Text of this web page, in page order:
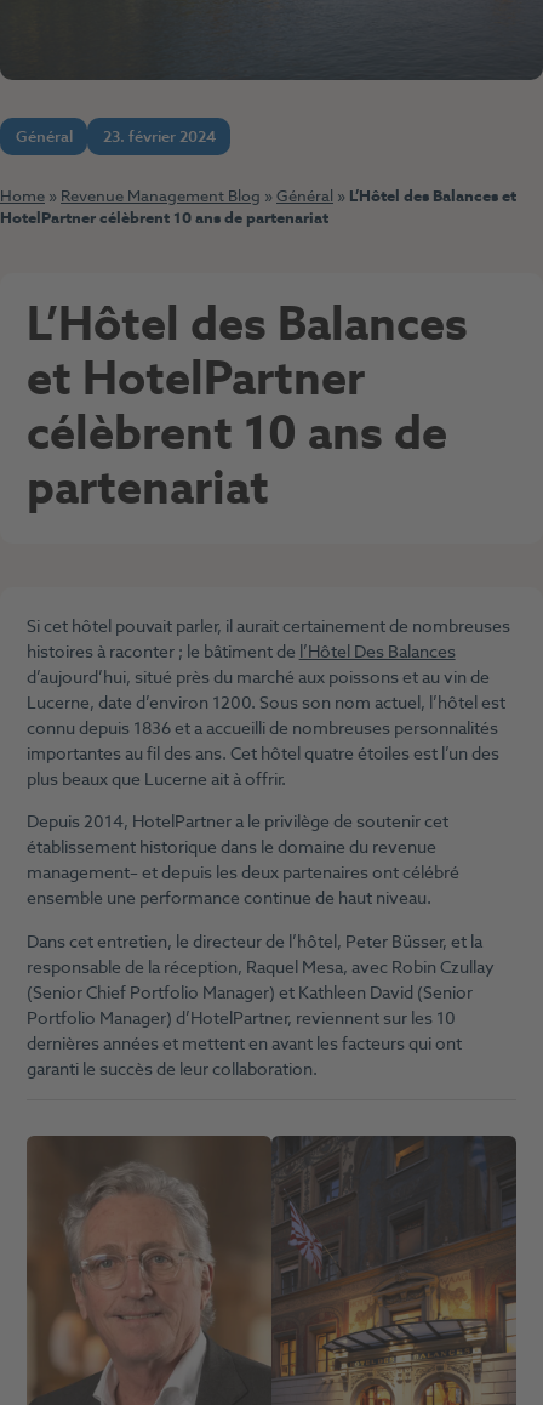
Général 23. février 2024
Home » Revenue Management Blog » Général » L’Hôtel des Balances et
HotelPartner célèbrent 10 ans de partenariat
L’Hôtel des Balances
et HotelPartner
célèbrent 10 ans de
partenariat
Si cet hôtel pouvait parler, il aurait certainement de nombreuses
histoires à raconter ; le bâtiment de l’Hôtel Des Balances
d’aujourd’hui, situé près du marché aux poissons et au vin de
Lucerne, date d’environ 1200. Sous son nom actuel, l’hôtel est
connu depuis 1836 et a accueilli de nombreuses personnalités
importantes au fil des ans. Cet hôtel quatre étoiles est l’un des
plus beaux que Lucerne ait à offrir.
Depuis 2014, HotelPartner a le privilège de soutenir cet
établissement historique dans le domaine du revenue
management– et depuis les deux partenaires ont célébré
ensemble une performance continue de haut niveau.
Dans cet entretien, le directeur de l’hôtel, Peter Büsser, et la
responsable de la réception, Raquel Mesa, avec Robin Czullay
(Senior Chief Portfolio Manager) et Kathleen David (Senior
Portfolio Manager) d’HotelPartner, reviennent sur les 10
dernières années et mettent en avant les facteurs qui ont
garanti le succès de leur collaboration.